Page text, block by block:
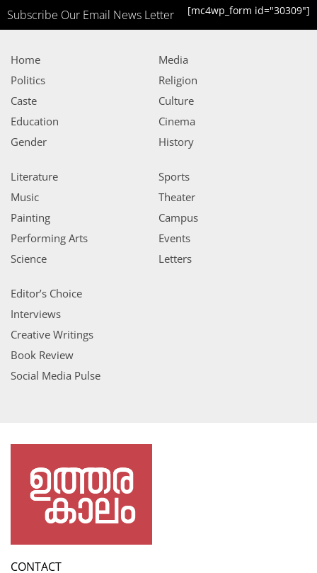
Subscribe Our Email News Letter [mc4wp_form id="30309"]
Home
Politics
Caste
Education
Gender
Media
Religion
Culture
Cinema
History
Literature
Music
Painting
Performing Arts
Science
Sports
Theater
Campus
Events
Letters
Editor’s Choice
Interviews
Creative Writings
Book Review
Social Media Pulse
CONTACT